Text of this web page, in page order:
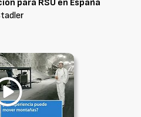
para RSU en España